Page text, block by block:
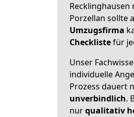
Recklinghausen
Porzellan sollte
Umzugsfirma
Checklistefür
Unser
individuelle
Prozess dauert
unverbindlich.
nurqualitativ